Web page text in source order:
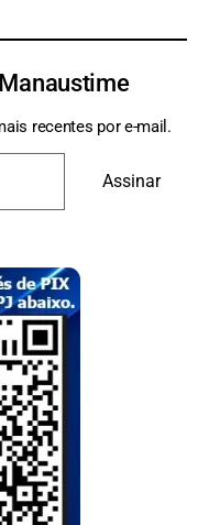
recentes por e-mail.
Assinar